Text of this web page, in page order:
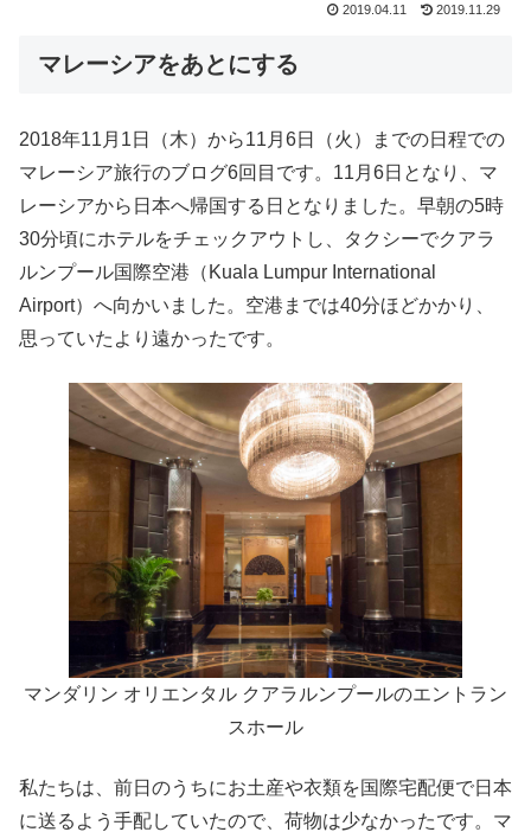
2019.04.11 2019.11.29
マレーシアをあとにする
2018年11月1日（木）から11月6日（火）までの日程での
マレーシア旅行のブログ6回目です。11月6日となり、マ
レーシアから日本へ帰国する日となりました。早朝の5時
30分頃にホテルをチェックアウトし、タクシーでクアラ
ルンプール国際空港（Kuala Lumpur International
Airport）へ向かいました。空港までは40分ほどかかり、
思っていたより遠かったです。
マンダリン オリエンタル クアラルンプールのエントラン
スホール
私たちは、前日のうちにお土産や衣類を国際宅配便で日本
に送るよう手配していたので、荷物は少なかったです。マ